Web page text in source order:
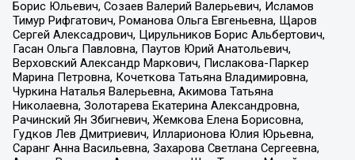
Борис Юльевич, Созаев Валерий Валерьевич, Исламов
Тимур Рифгатович, Романова Ольга Евгеньевна, Щаров
Сергей Алексадрович, Цирульников Борис Альбертович,
Гасан Ольга Павловна, Паутов Юрий Анатольевич,
Верховский Александр Маркович, Пислакова-Паркер
Марина Петровна, Кочеткова Татьяна Владимировна,
Чуркина Наталья Валерьевна, Акимова Татьяна
Николаевна, Золотарева Екатерина Александровна,
Рачинский Ян Збигневич, Жемкова Елена Борисовна,
Гудков Лев Дмитриевич, Илларионова Юлия Юрьевна,
Саранг Анна Васильевна, Захарова Светлана Сергеевна,